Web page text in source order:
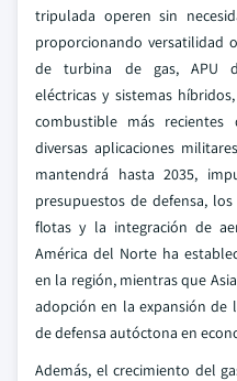
tripulada operen sin
proporcionando versatilidad
de turbina de gas, APU
eléctricas y sistemas
combustible más recientes
diversas aplicaciones
mantendrá hasta 2035,
presupuestos de defensa,
flotas y la integración de
América del Norte ha
en la región, mientras que
adopción en la expansión de
de defensa autóctona en
Además, el crecimiento del